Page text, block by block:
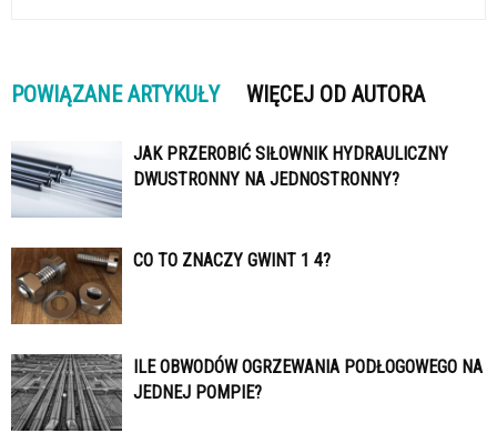
POWIĄZANE ARTYKUŁY WIĘCEJ OD AUTORA
JAK PRZEROBIĆ SIŁOWNIK HYDRAULICZNY
DWUSTRONNY NA JEDNOSTRONNY?
CO TO ZNACZY GWINT 1 4?
ILE OBWODÓW OGRZEWANIA PODŁOGOWEGO NA
JEDNEJ POMPIE?